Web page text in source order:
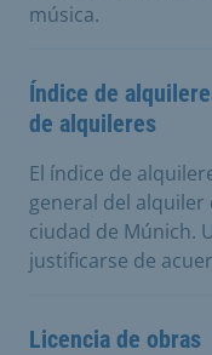
música.
Índice de
de alquileres
El índice de
general del
ciudad de Múnich.
justificarse de
Licencia de obras